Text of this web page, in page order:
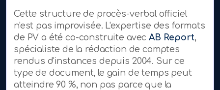
Cette structure de procès-verbal officiel
n'est pas improvisée. L'expertise des formats
de PV a été co-construite avecAB Report,
spécialiste de la rédaction de comptes
rendus d'instances depuis 2004. Sur ce
type de document, le gain de temps peut
atteindre 90 %, non pas parce que la